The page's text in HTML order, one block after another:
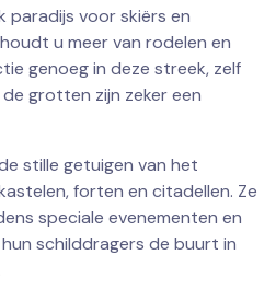
paradijs voor skiërs en
u meer van rodelen en
genoeg in deze streek, zelf
grotten zijn zeker een
stille getuigen van het
forten en citadellen. Ze
speciale evenementen en
schilddragers de buurt in